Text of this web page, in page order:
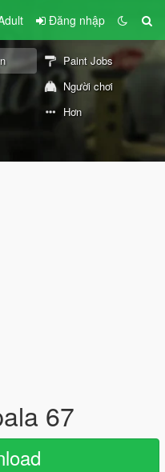
Đăng nhập
Paint Jobs
Người chơi
Hơn
67